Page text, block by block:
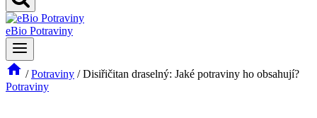
eBio Potraviny
/ Potraviny / Disiřičitan draselný: Jaké potraviny ho obsahují?
Potraviny